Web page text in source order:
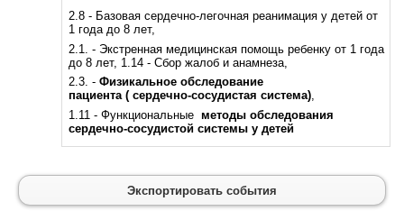
2.8 - Базовая сердечно-легочная реанимация у детей от
1 года до 8 лет,
2.1. - Экстренная медицинская помощь ребенку от 1 года
до 8 лет, 1.14 - Сбор жалоб и анамнеза,
2.3. - Физикальное обследование
пациента ( сердечно-сосудистая система),
1.11 - Функциональные методы обследования
сердечно-сосудистой системы у детей
Экспортировать события